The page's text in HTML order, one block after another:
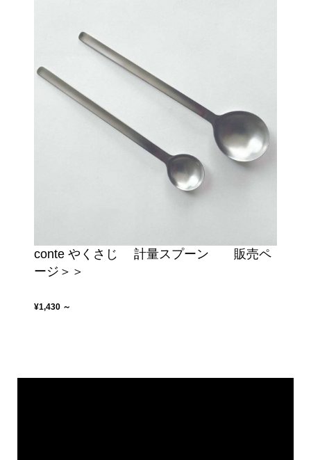
conte やくさじ 計量スプーン 販売ペ
ージ＞＞
¥1,430 ～